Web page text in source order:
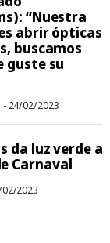
“Nuestra
abrir ópticas
buscamos
guste su
- 24/02/2023
da luz verde a
Carnaval
2023